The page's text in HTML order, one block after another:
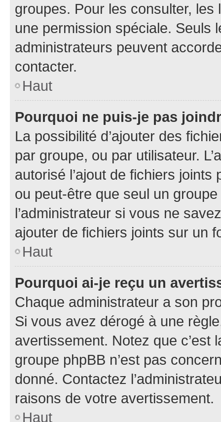
groupes. Pour les consulter,
une permission spéciale. Seuls
administrateurs peuvent
contacter.
Haut
Pourquoi ne puis-je pas
La possibilité d’ajouter des
par groupe, ou par utilisateur.
autorisé l’ajout de fichiers
ou peut-être que seul un
l’administrateur si vous ne
ajouter de fichiers joints sur un
Haut
Pourquoi ai-je reçu un
Chaque administrateur a son
Si vous avez dérogé à une
avertissement. Notez que c’est
groupe phpBB n’est pas
donné. Contactez
raisons de votre avertissement.
Haut